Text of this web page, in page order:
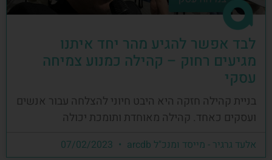
לבד אפשר להגיע מהר יחד איתנו
מגיעים רחוק – קהילה כמנוע צמיחה
עסקי
בניית קהילה חזקה היא היבט חיוני להצלחה עבור אנשים
ועסקים כאחד. קהילה מאוחדת ותומכת יכולה
אלעד גרגיר - מייסד ומנכ"ל arcdb